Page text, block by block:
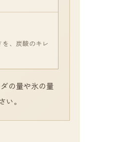
、炭酸のキレ
の量や氷の量
い。